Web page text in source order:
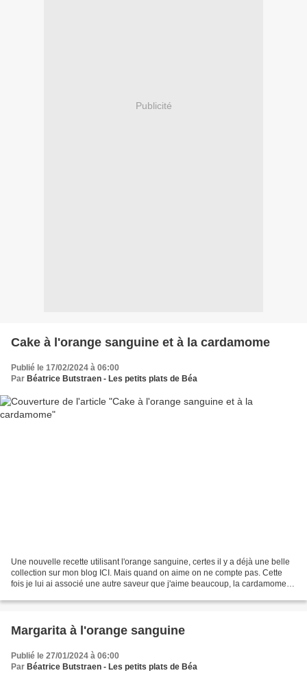
Publicité
Cake à l'orange sanguine et à la cardamome
Publié le 17/02/2024 à 06:00
Par Béatrice Butstraen - Les petits plats de Béa
Une nouvelle recette utilisant l'orange sanguine, certes il y a déjà une belle
collection sur mon blog ICI. Mais quand on aime on ne compte pas. Cette
fois je lui ai associé une autre saveur que j'aime beaucoup, la cardamome,
Margarita à l'orange sanguine
Publié le 27/01/2024 à 06:00
Par Béatrice Butstraen - Les petits plats de Béa